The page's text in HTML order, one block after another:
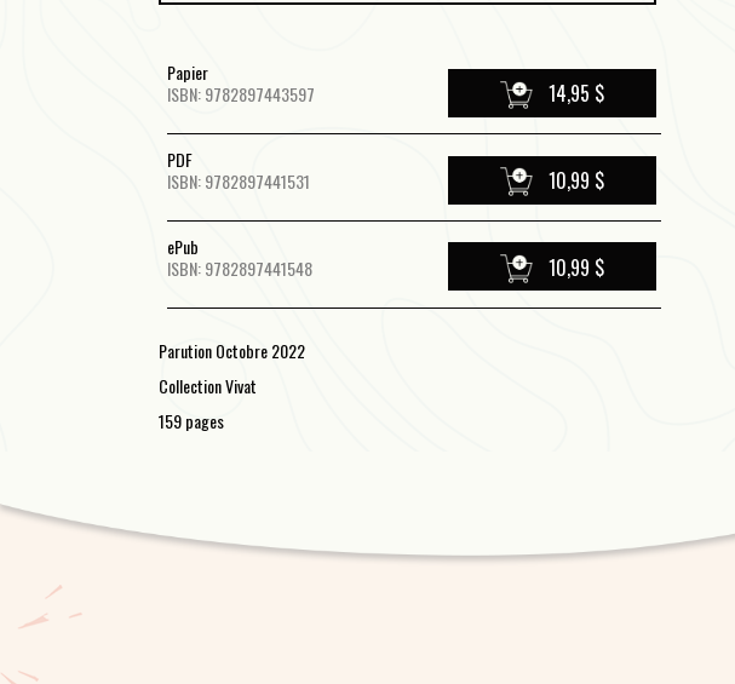
Papier
ISBN: 9782897443597
14,95 $
PDF
ISBN: 9782897441531
10,99 $
ePub
ISBN: 9782897441548
10,99 $
Parution Octobre 2022
Collection Vivat
159 pages